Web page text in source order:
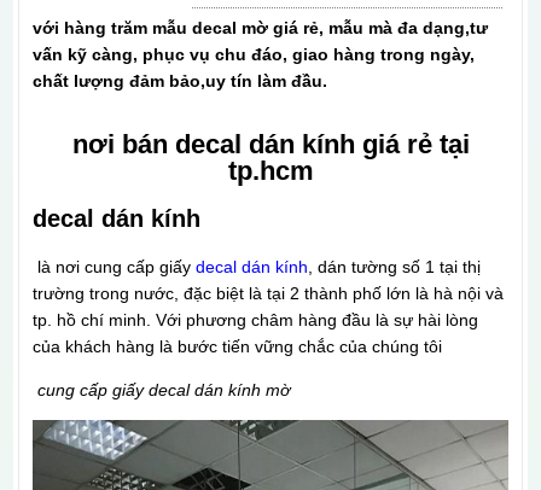
với hàng trăm mẫu decal mờ giá rẻ, mẫu mà đa dạng,tư
vấn kỹ càng, phục vụ chu đáo, giao hàng trong ngày,
chất lượng đảm bảo,uy tín làm đầu.
nơi bán decal dán kính giá rẻ tại
tp.hcm
decal dán kính
là nơi cung cấp giấy decal dán kính , dán tường số 1 tại thị
trường trong nước, đặc biệt là tại 2 thành phố lớn là hà nội và
tp. hồ chí minh. Với phương châm hàng đầu là sự hài lòng
của khách hàng là bước tiến vững chắc của chúng tôi
cung cấp giấy decal dán kính mờ